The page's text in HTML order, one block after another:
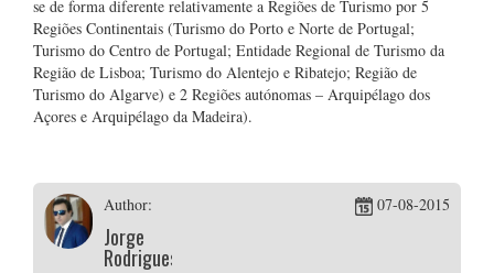
se de forma diferente relativamente a Regiões de Turismo por 5
Regiões Continentais (Turismo do Porto e Norte de Portugal;
Turismo do Centro de Portugal; Entidade Regional de Turismo da
Região de Lisboa; Turismo do Alentejo e Ribatejo; Região de
Turismo do Algarve) e 2 Regiões autónomas – Arquipélago dos
Açores e Arquipélago da Madeira).
Author:
Jorge
Rodrigues
07-08-2015